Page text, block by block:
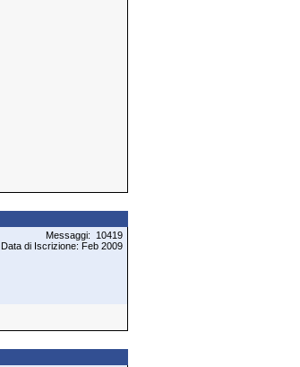
Messaggi: 10419
Data di Iscrizione: Feb 2009